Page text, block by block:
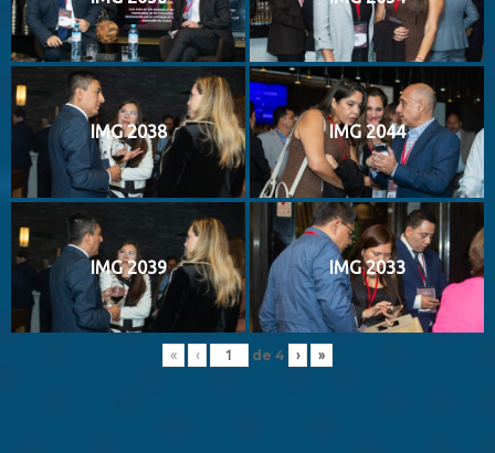
IMG 2038 IMG 2044
IMG 2039 IMG 2033
« ‹ de 4 › »